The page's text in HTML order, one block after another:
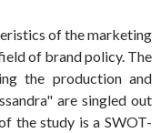
of the marketing
of brand policy. The
the production and
are singled out
the study is a SWOT-